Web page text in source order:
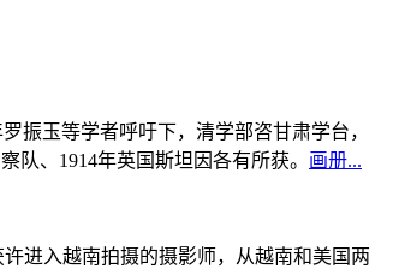
振玉等学者呼吁下，清学部咨甘肃学台，
队、1914年英国斯坦因各有所获。 画册...
进入越南拍摄的摄影师，从越南和美国两